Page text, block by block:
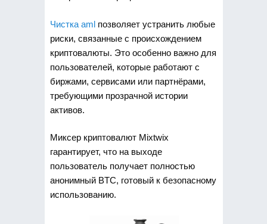
Чистка amlпозволяет устранить любые
риски, связанные с происхождением
криптовалюты. Это особенно важно для
пользователей, которые работают с
биржами, сервисами или партнёрами,
требующими прозрачной истории
активов.
Миксер криптовалют Mixtwix
гарантирует, что на выходе
пользователь получает полностью
анонимный BTC, готовый к безопасному
использованию.